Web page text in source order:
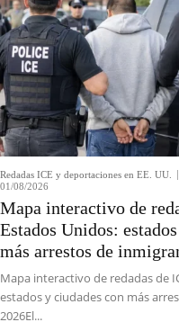
Redadas ICE y deportaciones en EE. UU.
01/08/2026
Mapa interactivo de
Estados Unidos:
más arrestos de
Mapa interactivo de redadas de
estados y ciudades con más
2026El...